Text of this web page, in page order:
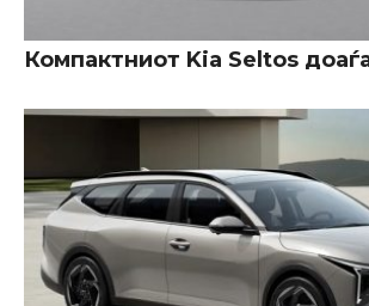
Компактниот Kia Seltos